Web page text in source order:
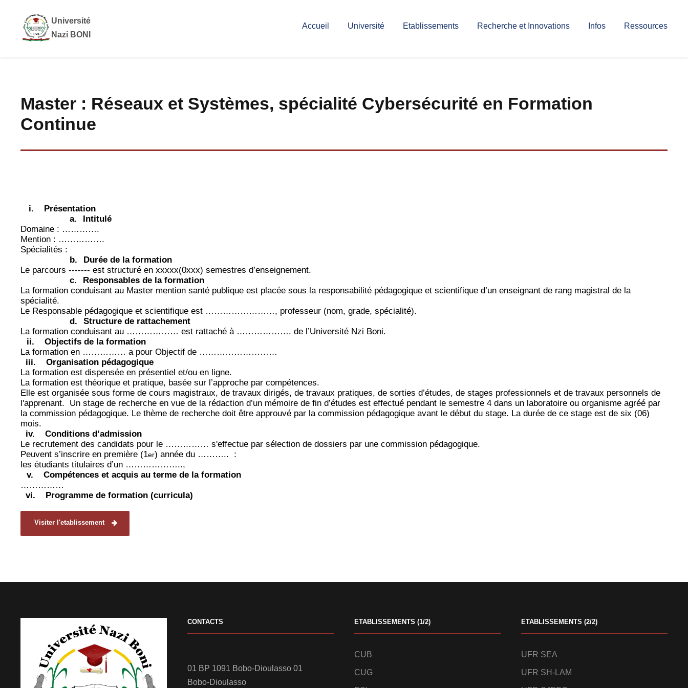
Université
Nazi BONI
Accueil Université Etablissements Recherche et Innovations Infos Ressources
Master : Réseaux et Systèmes, spécialité Cybersécurité en Formation
Continue
i.
Présentation
a.
Intitulé
Domaine : ………….
Mention : …………….
Spécialités :
b.
Durée de la formation
Le parcours ------- est structuré en xxxxx(0xxx) semestres d’enseignement.
c.
Responsables de la formation
La formation conduisant au Master mention santé publique est placée sous la responsabilité pédagogique et scientifique d’un enseignant de rang magistral de la
spécialité.
Le Responsable pédagogique et scientifique est ……………………, professeur (nom, grade, spécialité).
d.
Structure de rattachement
La formation conduisant au ……………… est rattaché à ………………. de l’Université Nzi Boni.
ii.
Objectifs de la formation
La formation en …………… a pour Objectif de ………………………
iii.
Organisation pédagogique
La formation est dispensée en présentiel et/ou en ligne.
La formation est théorique et pratique, basée sur l’approche par compétences.
Elle est organisée sous forme de cours magistraux, de travaux dirigés, de travaux pratiques, de sorties d’études, de stages professionnels et de travaux personnels de
l'apprenant.
Un stage de recherche en vue de la rédaction d’un mémoire de fin d’études est effectué pendant le semestre 4 dans un laboratoire ou organisme agréé par
la commission pédagogique. Le thème de recherche doit être approuvé par la commission pédagogique avant le début du stage. La durée de ce stage est de six (06)
mois.
iv.
Conditions d’admission
Le recrutement des candidats pour le …………… s'effectue par sélection de dossiers par une commission pédagogique.
Peuvent s’inscrire en première (1er) année du ………..
:
les étudiants titulaires d’un ………………..,
v.
Compétences et acquis au terme de la formation
……………
vi.
Programme de formation (curricula)
Visiter l'etablissement
CONTACTS
01 BP 1091 Bobo-Dioulasso 01
Bobo-Dioulasso
ETABLISSEMENTS (1/2)
CUB
CUG
ETABLISSEMENTS (2/2)
UFR SEA
UFR SH-LAM